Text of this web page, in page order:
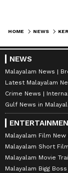
HOME NEWS
NEWS
Malayalam News
Latest Malayalam
Crime News
Gulf News in
Malayalam Film New
Malayalam Short
Malayalam Movie
Malayalam Bigg Boss